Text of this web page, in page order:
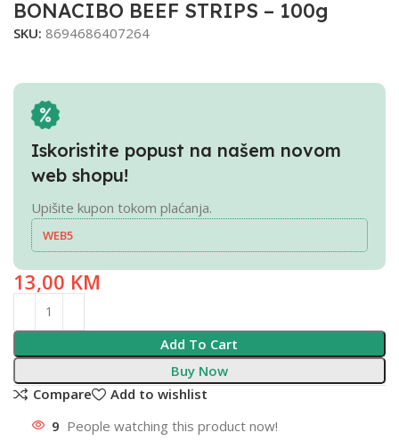
BONACIBO BEEF STRIPS – 100g
SKU: 8694686407264
Iskoristite popust na našem novom
web shopu!
Upišite kupon tokom plaćanja.
WEB5
13,00 KM
Add To Cart
Buy Now
Compare
Add to wishlist
9 People watching this product now!